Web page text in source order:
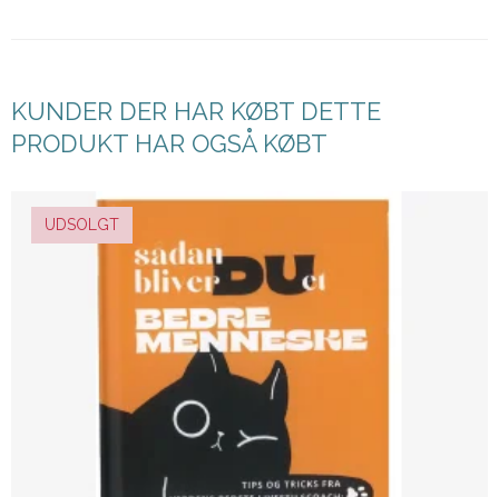
KUNDER DER HAR KØBT DETTE
PRODUKT HAR OGSÅ KØBT
UDSOLGT